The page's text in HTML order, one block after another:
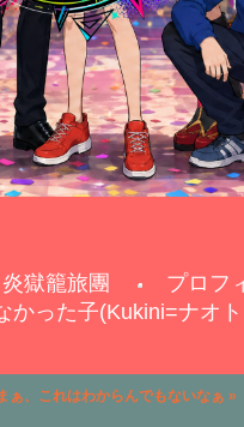
炎獄籠旅團 プロフ
かった子(Kukini=ナオ
ぁ、これはわからんでもないなぁ »